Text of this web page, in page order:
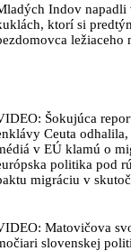
Indov napadli
ktorí si
ležiaceho
Šokujúca
Ceuta
v EÚ klamú o
politika pod
migráciu v
Matovičova
slovenskej